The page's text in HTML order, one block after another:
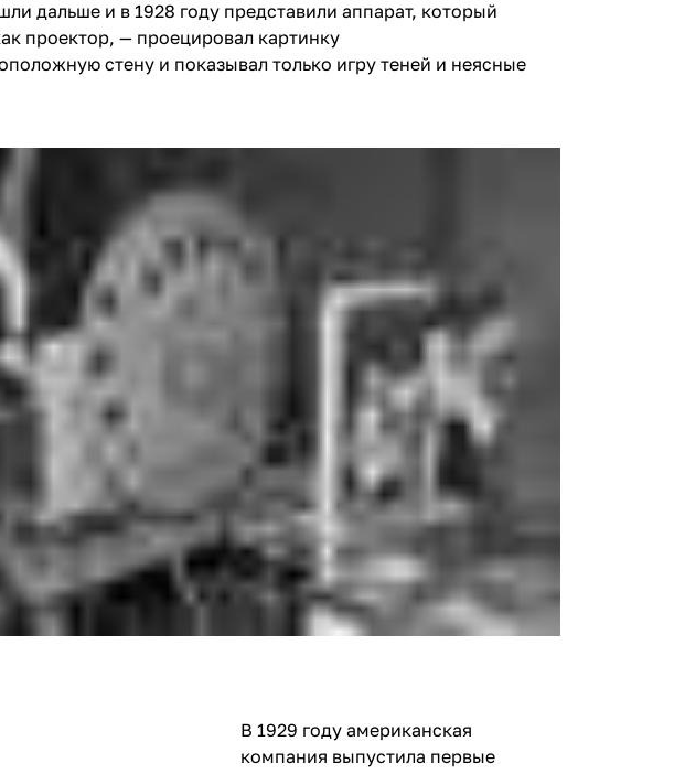
дальше и в 1928 году представили аппарат, который
проектор, — проецировал картинку
стену и показывал только игру теней и неясные
В 1929 году американская
компания выпустила первые